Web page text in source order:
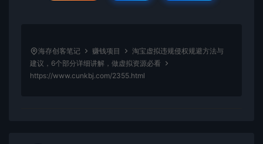
海存创客笔记 赚钱项目
淘宝虚拟违规侵权规避方法与
建议，6个部分详细讲解，做虚拟资源必看
https://www.cunkbj.com/2355.html